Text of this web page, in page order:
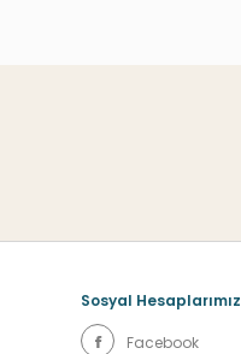
Sosyal Hesaplarımız
Facebook